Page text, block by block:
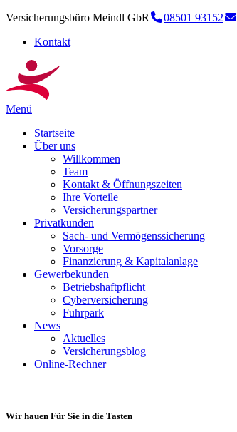
Versicherungsbüro Meindl GbR 08501 93152
Kontakt
Menü
Startseite
Über uns
Willkommen
Team
Kontakt & Öffnungszeiten
Ihre Vorteile
Versicherungspartner
Privatkunden
Sach- und Vermögenssicherung
Vorsorge
Finanzierung & Kapitalanlage
Gewerbekunden
Betriebshaftpflicht
Cyberversicherung
Fuhrpark
News
Aktuelles
Versicherungsblog
Online-Rechner
Wir hauen Für Sie in die Tasten